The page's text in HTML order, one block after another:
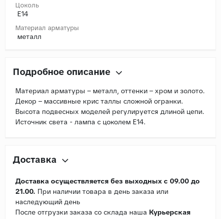
Цоколь
E14
Материал арматуры
металл
Подробное описание
Материал арматуры – металл, оттенки – хром и золото.
Декор – массивные крис таллы сложной огранки.
Высота подвесных моделей регулируется длиной цепи.
Источник света - лампа с цоколем Е14.
Доставка
Доставка осуществляется без выходных с 09.00 до
21.00. При наличии товара в день заказа или
наследующий день
После отгрузки заказа со склада наша Курьерская